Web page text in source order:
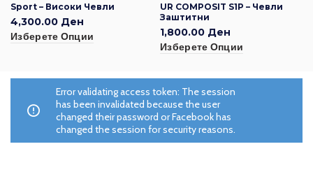
Sport – Високи Чевли
4,300.00 Ден
Изберете Опции
UR COMPOSIT S1P – Чевли
Заштитни
1,800.00 Ден
Изберете Опции
Error validating access token: The session
has been invalidated because the user
changed their password or Facebook has
changed the session for security reasons.